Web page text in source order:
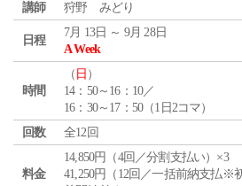
講師 狩野 みどり
日程
7月 13日 ～ 9月 28日
A Week
時間
（ 日 ）
14：50～16：10／
16：30～17：50（1日2コマ）
回数
全12回
料金
14,850円（4回／分割支払い）×3
41,250円（12回／一括前納支払※